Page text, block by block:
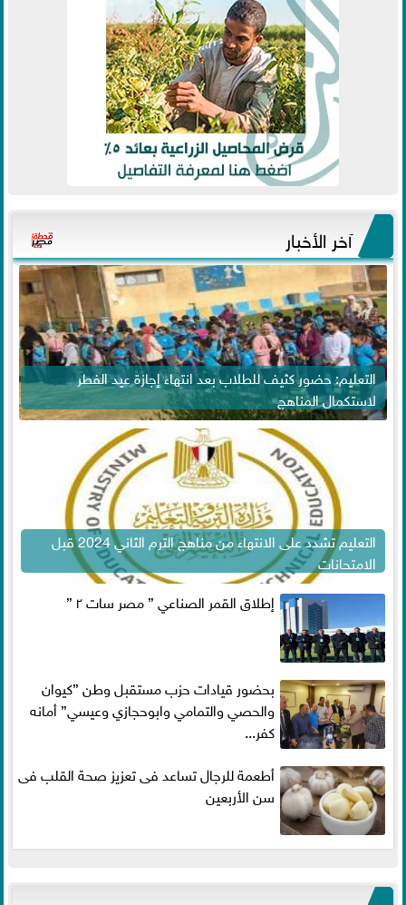
آخر الأخبار
التعليم: حضور كثيف للطلاب بعد انتهاء إجازة عيد الفطر
لاستكمال المناهج
التعليم تشدد على الانتهاء من مناهج الترم الثاني 2024 قبل
الامتحانات
إطلاق القمر الصناعي ” مصر سات ٢ ”
بحضور قيادات حزب مستقبل وطن ”كيوان
والحصي والتمامي وابوحجازي وعيسي” أمانه
كفر...
أطعمة للرجال تساعد فى تعزيز صحة القلب فى
سن الأربعين